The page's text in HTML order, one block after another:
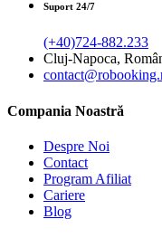
Suport 24/7
(+40)724-882.233
Cluj-Napoca,
Compania Noastră
Despre Noi
Contact
Program Afiliat
Cariere
Blog